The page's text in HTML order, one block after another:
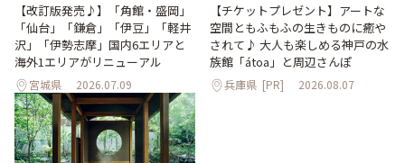
【改訂版発売♪】「角館・盛岡」
「仙台」「鎌倉」「伊豆」「軽井
沢」「伊勢志摩」国内6エリアと
海外1エリアがリニューアル
宮城県 2026.07.09
【チケットプレゼント】アートな
空間ともふもふの生きものに癒や
されて♪ 大人も楽しめる神戸の水
族館「átoa」と周辺さんぽ
兵庫県 [PR] 2026.08.07